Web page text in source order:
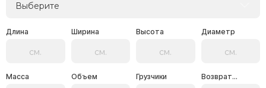
Выберите
Длина Ширина Высота Диаметр
Масса Объем Грузчики Возврат...